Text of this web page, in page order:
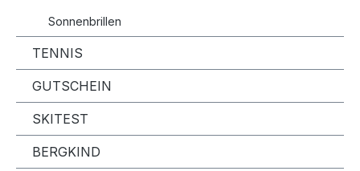
Sonnenbrillen
TENNIS
GUTSCHEIN
SKITEST
BERGKIND